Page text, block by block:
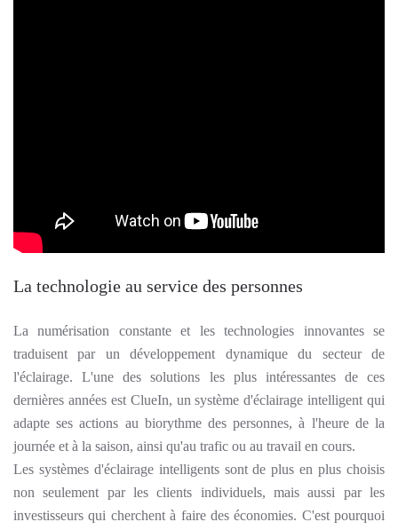
La technologie au service des personnes
La numérisation constante et les technologies innovantes se
traduisent par un développement dynamique du secteur de
l'éclairage. L'une des solutions les plus intéressantes de ces
dernières années est ClueIn, un système d'éclairage intelligent qui
adapte ses actions au biorythme des personnes, à l'heure de la
journée et à la saison, ainsi qu'au trafic ou au travail en cours.
Les systèmes d'éclairage intelligents sont de plus en plus choisis
non seulement par les clients individuels, mais aussi par les
investisseurs qui cherchent à faire des économies. C'est pourquoi